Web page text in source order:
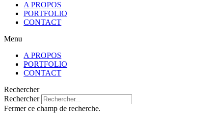
A PROPOS
PORTFOLIO
CONTACT
Menu
A PROPOS
PORTFOLIO
CONTACT
Rechercher
Rechercher
Fermer ce champ de recherche.